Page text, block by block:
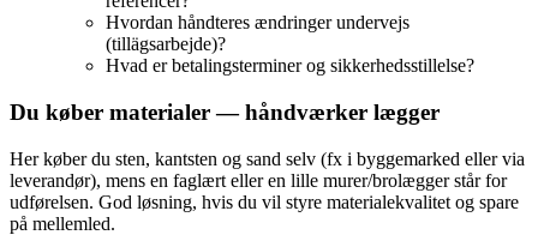
Hvordan håndteres ændringer undervejs
(tillägsarbejde)?
Hvad er betalingsterminer og sikkerhedsstillelse?
Du køber materialer — håndværker lægger
Her køber du sten, kantsten og sand selv (fx i byggemarked eller via
leverandør), mens en faglært eller en lille murer/brolægger står for
udførelsen. God løsning, hvis du vil styre materialekvalitet og spare
på mellemled.